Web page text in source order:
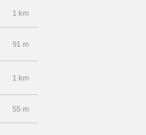
1 km
91 m
1 km
55 m